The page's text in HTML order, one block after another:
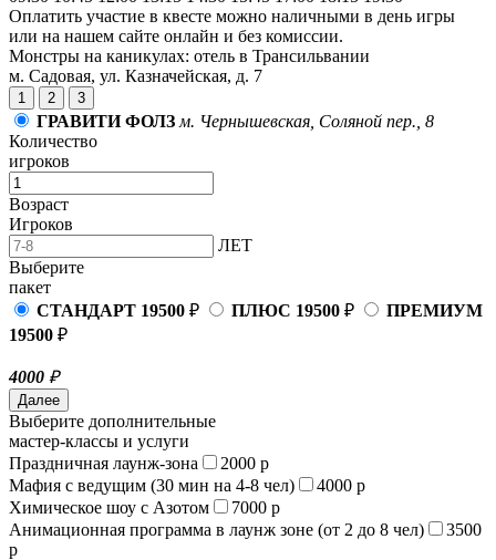
Оплатить участие в квесте можно наличными в день игры
или на нашем сайте онлайн и без комиссии.
Монстры на каникулах: отель в Трансильвании
м. Садовая, ул. Казначейская, д. 7
1 2 3
ГРАВИТИ ФОЛЗ м. Чернышевская, Соляной пер., 8
Количество
игроков
Возраст
Игроков
ЛЕТ
Выберите
пакет
СТАНДАРТ 19500 ₽ ПЛЮС 19500 ₽
ПРЕМИУМ
19500 ₽
4000 ₽
Далее
Выберите дополнительные
мастер-классы и услуги
Праздничная лаунж-зона
2000 р
Мафия с ведущим (30 мин на 4-8 чел)
4000 р
Химическое шоу с Азотом
7000 р
Анимационная программа в лаунж зоне (от 2 до 8 чел)
3500
р